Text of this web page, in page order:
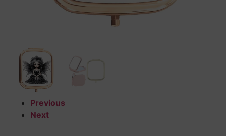
Previous
Next